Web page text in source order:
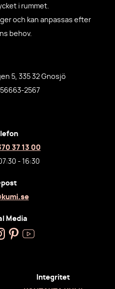
i rummet.
och kan anpassas efter
behov.
5, 335 32 Gnosjö
2567
37 13 00
- 16:30
post
Media
Integritet